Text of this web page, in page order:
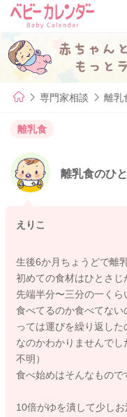
専門家相談 離乳
離乳食
離乳食のひ
えりこ
生後6か月ちょうどで離
初めての食材はひとさ
先端半分〜三分の一くら
食べてるのか食べてない
っては運びを繰り返し
なのかわかりませんで
不明）
食べ始めはそんなもので
10倍がゆを潰して少し